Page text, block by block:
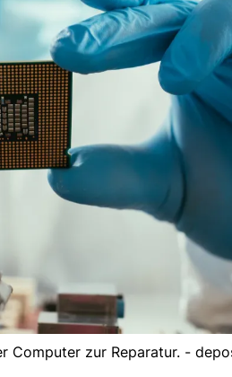
Computer zur Reparatur. -